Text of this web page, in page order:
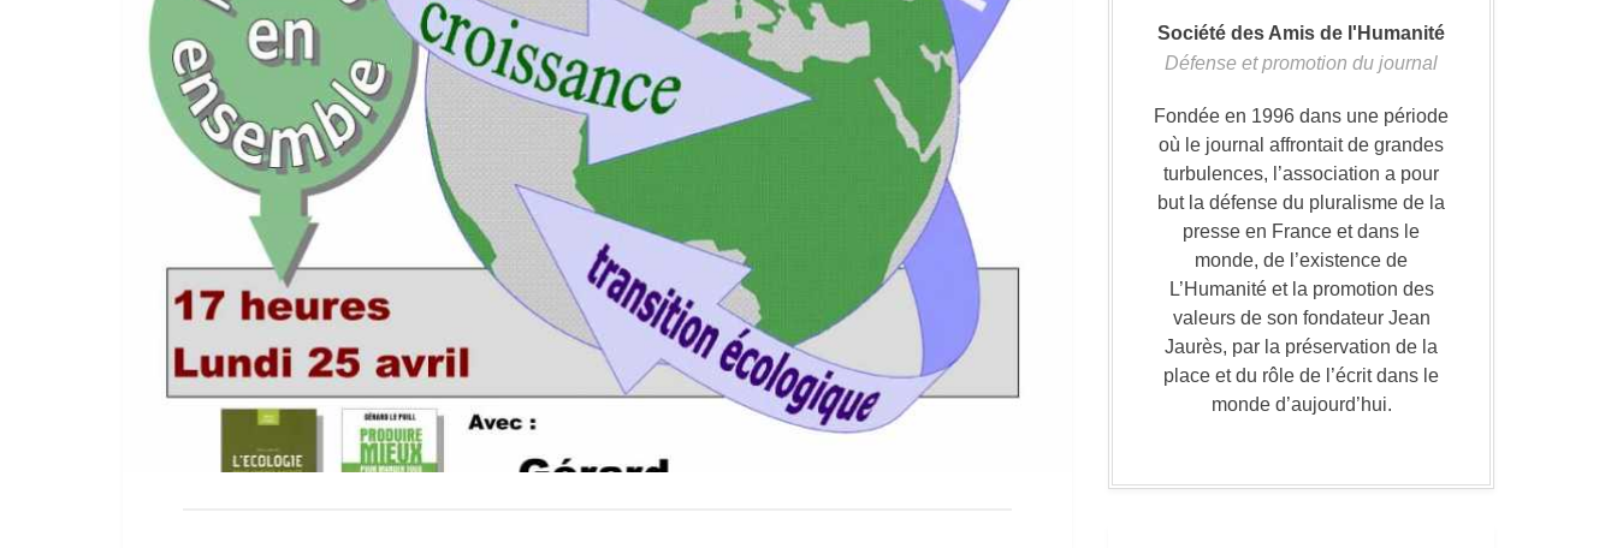
Société des Amis de l'Humanité
Défense et promotion du journal
Fondée en 1996 dans une période
où le journal affrontait de grandes
turbulences, l’association a pour
but la défense du pluralisme de la
presse en France et dans le
monde, de l’existence de
L’Humanité et la promotion des
valeurs de son fondateur Jean
Jaurès, par la préservation de la
place et du rôle de l’écrit dans le
monde d’aujourd’hui.